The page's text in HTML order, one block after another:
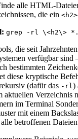
alle HTML-
die ein <h2>
grep -rl \<h2\> *
die seit
verfügbar sind
bestimmten
diese kryptische
(dafür das -rl )
aktuellen Verzeichnis
im Terminal
mit einem
betroffenen